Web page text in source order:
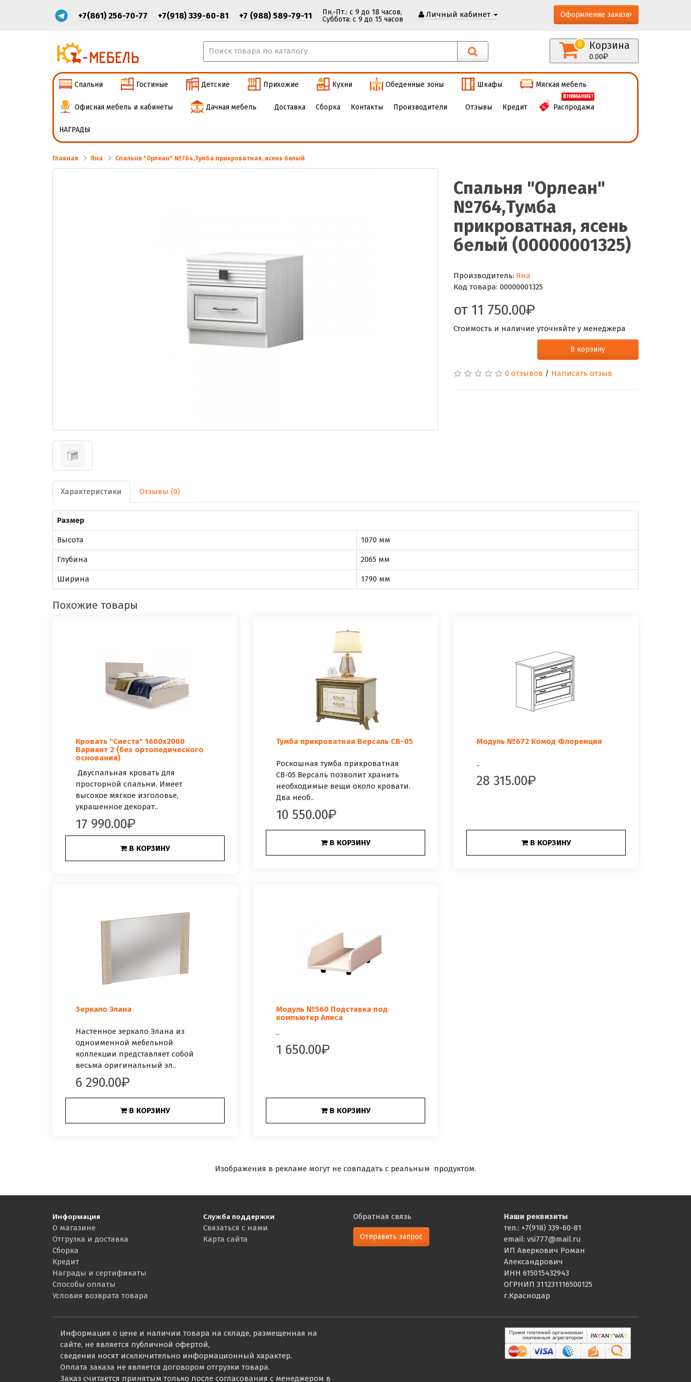
+7(861) 256-70-77 +7(918) 339-60-81 +7 (988) 589-79-11
Пн.-Пт.: с 9 до 18 часов,
Cуббота: с 9 до 15 часов
Личный кабинет Оформление заказа
Корзина
0
0.00
Спальни Гостиные Детские Прихожие Кухни Обеденные зоны Шкафы Мягкая мебель
Офисная мебель и кабинеты Дачная мебель Доставка Сборка Контакты Производители Отзывы Кредит
ВНИМАНИЕ!
Распродажа
НАГРАДЫ
Главная Яна Спальня "Орлеан" №764,Тумба прикроватная, ясень белый
Спальня "Орлеан"
№764,Тумба
прикроватная, ясень
белый (00000001325)
Производитель: Яна
Код товара: 00000001325
от 11 750.00
Стоимость и наличие уточняйте у менеджера
В корзину
0 отзывов / Написать отзыв
Характеристики Отзывы (0)
Размер
Высота 1070 мм
Глубина 2065 мм
Ширина 1790 мм
Похожие товары
Кровать "Сиеста" 1600х2000
Вариант 2 (без ортопедического
основания)
Двуспальная кровать для
просторной спальни. Имеет
высокое мягкое изголовье,
украшенное декорат..
17 990.00
В КОРЗИНУ
Тумба прикроватная Версаль СВ-05
Роскошная тумба прикроватная
СВ-05 Версаль позволит хранить
необходимые вещи около кровати.
Два необ..
10 550.00
В КОРЗИНУ
Модуль №672 Комод Флоренция
..
28 315.00
В КОРЗИНУ
Зеркало Элана
Настенное зеркало Элана из
одноименной мебельной
коллекции представляет собой
весьма оригинальный эл..
6 290.00
В КОРЗИНУ
Модуль №560 Подставка под
компьютер Алиса
..
1 650.00
В КОРЗИНУ
Изображения в рекламе могут не совпадать с реальным продуктом.
Информация
О магазине
Отгрузка и доставка
Сборка
Кредит
Награды и сертификаты
Способы оплаты
Условия возврата товара
Служба поддержки
Связаться с нами
Карта сайта
Обратная связь
Отправить запрос
Наши реквизиты
тел.: +7(918) 339-60-81
email: vsi777@mail.ru
ИП Аверкович Роман
Александрович
ИНН 615015432943
ОГРНИП 311231116500125
г.Краснодар
Информация о цене и наличии товара на складе, размещенная на
сайте, не является публичной офертой,
сведения носят исключительно информационный характер.
Оплата заказа не является договором отгрузки товара.
Заказ считается принятым только после согласования с менеджером в